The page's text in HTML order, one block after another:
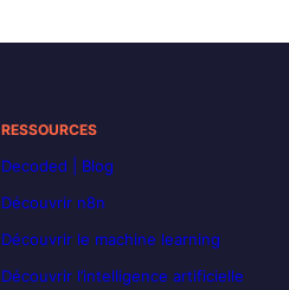
RESSOURCES
Decoded | Blog
Découvrir n8n
Découvrir le machine learning
Découvrir l’intelligence artificielle